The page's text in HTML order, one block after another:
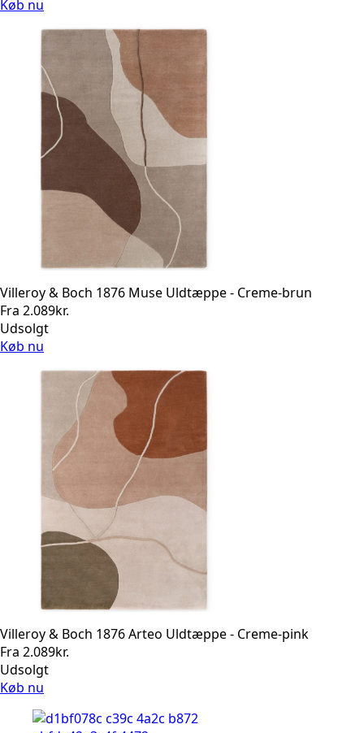
Køb nu
Villeroy & Boch 1876 Muse Uldtæppe - Creme-brun
Fra 2.089kr.
Udsolgt
Køb nu
Villeroy & Boch 1876 Arteo Uldtæppe - Creme-pink
Fra 2.089kr.
Udsolgt
Køb nu